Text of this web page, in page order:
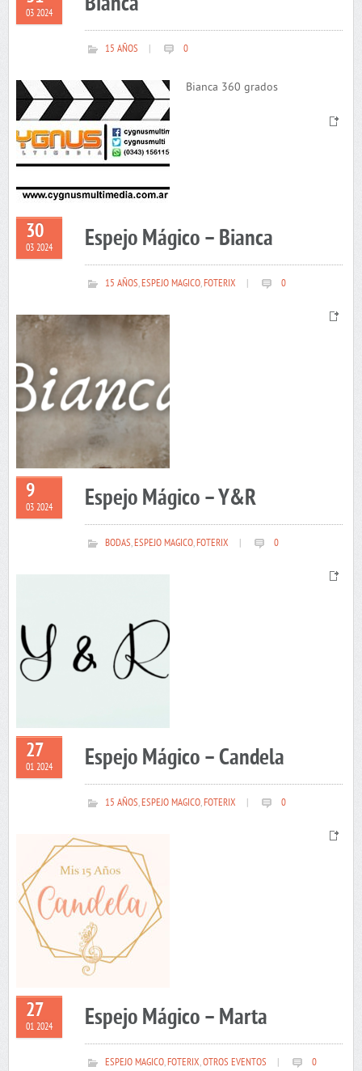
03 2024
15 AÑOS 0
Bianca 360 grados
30
03 2024 Espejo Mágico – Bianca
15 AÑOS,ESPEJO MAGICO,FOTERIX 0
9
03 2024 Espejo Mágico – Y&R
BODAS,ESPEJO MAGICO,FOTERIX 0
27
01 2024 Espejo Mágico – Candela
15 AÑOS,ESPEJO MAGICO,FOTERIX 0
27
01 2024 Espejo Mágico – Marta
ESPEJO MAGICO,FOTERIX,OTROS EVENTOS 0